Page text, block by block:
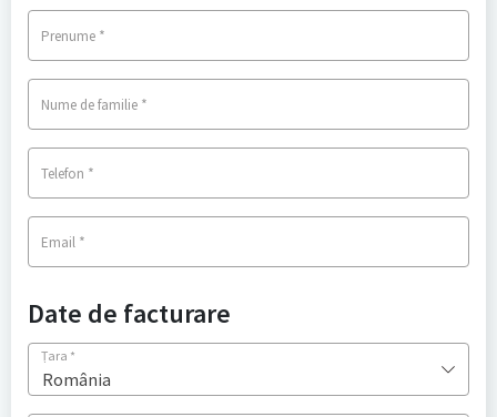
Prenume *
Nume de familie *
Telefon *
Email *
Date de facturare
Țara *
România